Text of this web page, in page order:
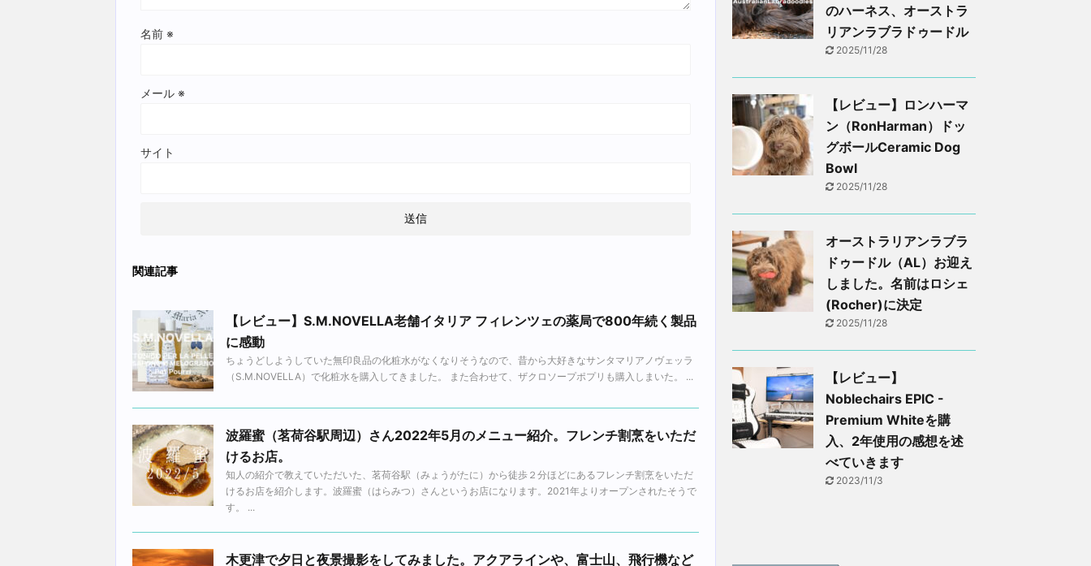
名前 ※
メール ※
サイト
関連記事
【レビュー】S.M.NOVELLA老舗イタリア フィレンツェの薬局で800年続く製品
に感動
ちょうどしようしていた無印良品の化粧水がなくなりそうなので、昔から大好きなサンタマリアノヴェッラ
（S.M.NOVELLA）で化粧水を購入してきました。 また合わせて、ザクロソープポプリも購入しまいた。 ...
波羅蜜（茗荷谷駅周辺）さん2022年5月のメニュー紹介。フレンチ割烹をいただ
けるお店。
知人の紹介で教えていただいた、茗荷谷駅（みょうがたに）から徒歩２分ほどにあるフレンチ割烹をいただ
けるお店を紹介します。波羅蜜（はらみつ）さんというお店になります。2021年よりオープンされたそうで
す。 ...
木更津で夕日と夜景撮影をしてみました。アクアラインや、富士山、飛行機など
のハーネス、オーストラ
リアンラブラドゥードル
2025/11/28
【レビュー】ロンハーマ
ン（RonHarman）ドッ
グボールCeramic Dog
Bowl
2025/11/28
オーストラリアンラブラ
ドゥードル（AL）お迎え
しました。名前はロシェ
(Rocher)に決定
2025/11/28
【レビュー】
Noblechairs EPIC -
Premium Whiteを購
入、2年使用の感想を述
べていきます
2023/11/3